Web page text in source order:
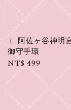
﹝ 阿佐ヶ谷神明
御守手環
Regular
NT$ 499